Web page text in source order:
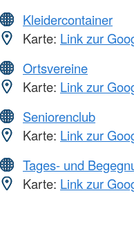
Kleidercontainer
Karte: Link zur
Ortsvereine
Karte: Link zur
Seniorenclub
Karte: Link zur
Tages- und
Karte: Link zur